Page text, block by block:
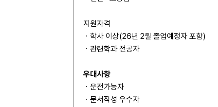
지원자격
ㆍ학사 이상(26년 2월 졸업예정자 포함)
ㆍ관련학과 전공자
우대사항
ㆍ운전가능자
ㆍ문서작성 우수자